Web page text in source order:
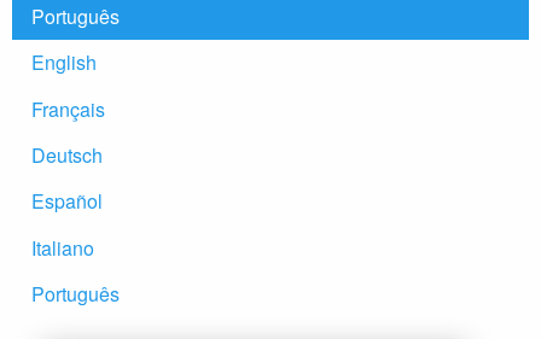
Português
English
Français
Deutsch
Español
Italiano
Português